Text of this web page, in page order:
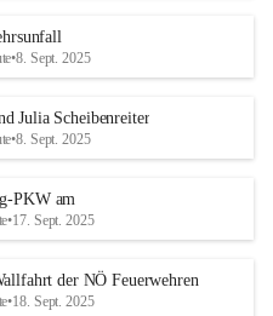
•8. Sept. 2025
Julia Scheibenreiter
•8. Sept. 2025
PKW am
•17. Sept. 2025
der NÖ Feuerwehren
•18. Sept. 2025